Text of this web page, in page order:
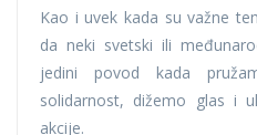
Kao i uvek kada su važne
da neki svetski ili
jedini povod kada
solidarnost, dižemo glas i
akcije.